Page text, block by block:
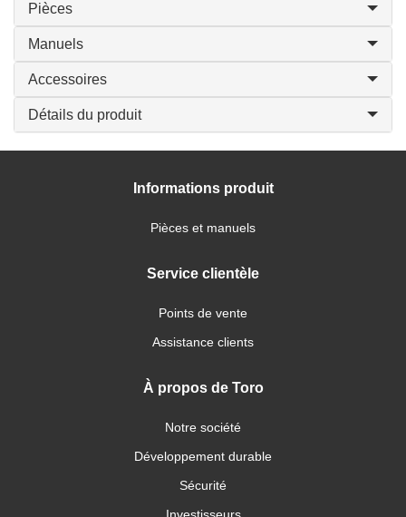
Pièces
Manuels
Accessoires
Détails du produit
Informations produit
Pièces et manuels
Service clientèle
Points de vente
Assistance clients
À propos de Toro
Notre société
Développement durable
Sécurité